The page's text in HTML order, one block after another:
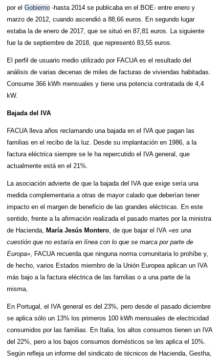
por el Gobierno -hasta 2014 se publicaba en el BOE- entre enero y
marzo de 2012, cuando ascendió a 88,66 euros. En segundo lugar
estaba la de enero de 2017, que se situó en 87,81 euros. La siguiente
fue la de septiembre de 2018, que representó 83,55 euros.
El perfil de usuario medio utilizado por FACUA es el resultado del
análisis de varias decenas de miles de facturas de viviendas habitadas.
Consume 366 kWh mensuales y tiene una potencia contratada de 4,4
kW.
Bajada del IVA
FACUA lleva años reclamando una bajada en el IVA que pagan las
familias en el recibo de la luz. Desde su implantación en 1986, a la
factura eléctrica siempre se le ha repercutido el IVA general, que
actualmente está en el 21%.
La asociación advierte de que la bajada del IVA que exige sería una
medida complementaria a otras de mayor calado que deberían tener
impacto en el margen de beneficio de las grandes eléctricas. En este
sentido, frente a la afirmación realizada el pasado martes por la ministra
de Hacienda,
María Jesús Montero , de que bajar el IVA «es una
cuestión que no estaría en línea con lo que se marca por parte de
Europa» , FACUA recuerda que ninguna norma comunitaria lo prohíbe y,
de hecho, varios Estados miembro de la Unión Europea aplican un IVA
más bajo a la factura eléctrica de las familias o a una parte de la
misma,
En Portugal, el IVA general es del 23%, pero desde el pasado diciembre
se aplica sólo un 13% los primeros 100 kWh mensuales de electricidad
consumidos por las familias. En Italia, los altos consumos tienen un IVA
del 22%, pero a los bajos consumos domésticos se les aplica el 10%.
Según refleja un informe del sindicato de técnicos de Hacienda, Gestha,